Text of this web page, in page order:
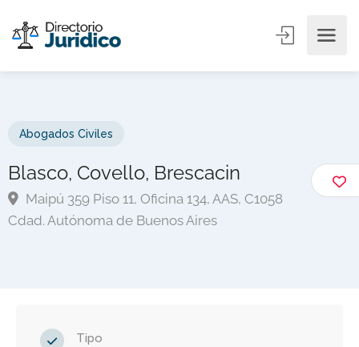
Abogados Civiles
Blasco, Covello, Brescacin
Maipú 359 Piso 11, Oficina 134, AAS, C1058
Cdad. Autónoma de Buenos Aires
Tipo